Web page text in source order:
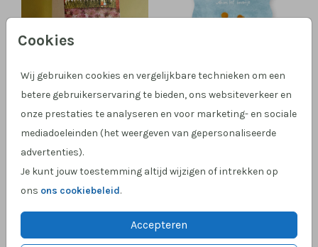
Cookies
Wij gebruiken cookies en vergelijkbare technieken om een
betere gebruikerservaring te bieden, ons websiteverkeer en
onze prestaties te analyseren en voor marketing- en sociale
mediadoeleinden (het weergeven van gepersonaliseerde
advertenties).
Je kunt jouw toestemming altijd wijzigen of intrekken op
ons ons cookiebeleid.
Accepteren
DUBBELE BOOGKAART ORIGINELE VORM